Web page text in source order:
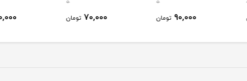
تومان تومان تومان